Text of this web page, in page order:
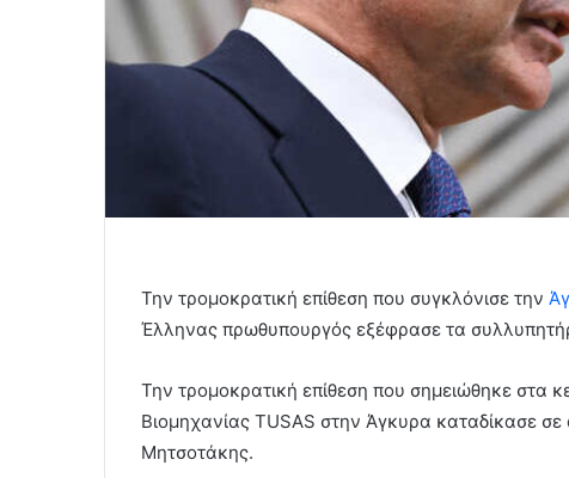
Την τρομοκρατική επίθεση που συγκλόνισε την
Έλληνας πρωθυπουργός εξέφρασε τα
Την τρομοκρατική επίθεση που σημειώθηκε στα
Βιομηχανίας TUSAS στην Άγκυρα καταδίκασε
Μητσοτάκης.